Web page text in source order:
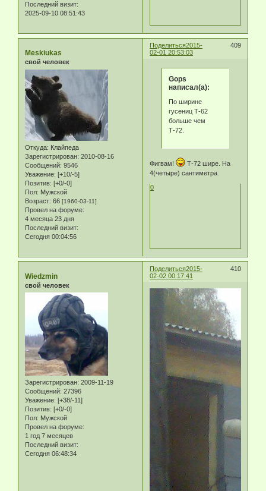
Последний визит:
2025-09-10 08:51:43
Поделиться 409
2015-
02-01 20:53:03
Meskiukas
свой человек
Откуда: Клайпеда
Зарегистрирован: 2010-08-16
Сообщений: 9546
Уважение: [+10/-5]
Позитив: [+0/-0]
Пол: Мужской
Возраст: 66 [1960-03-11]
Провел на форуме:
4 месяца 23 дня
Последний визит:
Сегодня 00:04:56
Gops
написал(а):
По ширине
гусениц Т-62
больше чем
Т-72.
Фигвам!
Т-72 шире. На
4(четыре) сантиметра.
0
Поделиться 410
2015-
02-02 00:17:41
Wiedzmin
свой человек
Зарегистрирован: 2009-11-19
Сообщений: 27396
Уважение: [+38/-11]
Позитив: [+0/-0]
Пол: Мужской
Провел на форуме:
1 год 7 месяцев
Последний визит:
Сегодня 06:48:34